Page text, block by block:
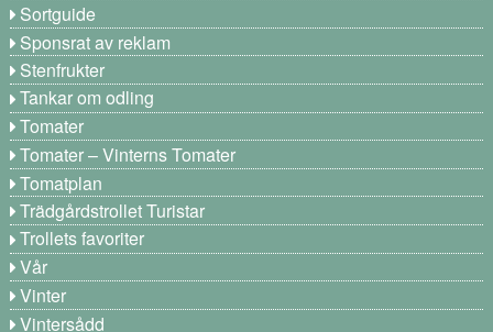
Sortguide
Sponsrat av reklam
Stenfrukter
Tankar om odling
Tomater
Tomater – Vinterns Tomater
Tomatplan
Trädgårdstrollet Turistar
Trollets favoriter
Vår
Vinter
Vintersådd